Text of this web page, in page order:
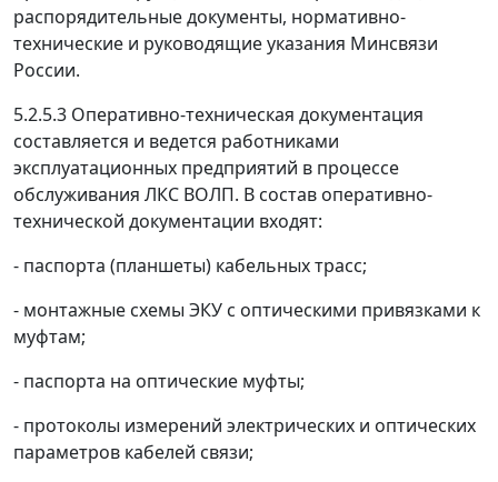
распорядительные документы, нормативно-
технические и руководящие указания Минсвязи
России.
5.2.5.3 Оперативно-техническая документация
составляется и ведется работниками
эксплуатационных предприятий в процессе
обслуживания ЛКС ВОЛП. В состав оперативно-
технической документации входят:
- паспорта (планшеты) кабельных трасс;
- монтажные схемы ЭКУ с оптическими привязками к
муфтам;
- паспорта на оптические муфты;
- протоколы измерений электрических и оптических
параметров кабелей связи;